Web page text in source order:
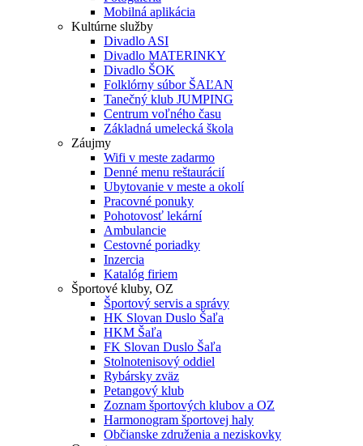
Mobilná aplikácia
Kultúrne služby
Divadlo ASI
Divadlo MATERINKY
Divadlo ŠOK
Folklórny súbor ŠAĽAN
Tanečný klub JUMPING
Centrum voľného času
Základná umelecká škola
Záujmy
Wifi v meste zadarmo
Denné menu reštaurácií
Ubytovanie v meste a okolí
Pracovné ponuky
Pohotovosť lekární
Ambulancie
Cestovné poriadky
Inzercia
Katalóg firiem
Športové kluby, OZ
Športový servis a správy
HK Slovan Duslo Šaľa
HKM Šaľa
FK Slovan Duslo Šaľa
Stolnotenisový oddiel
Rybársky zväz
Petangový klub
Zoznam športových klubov a OZ
Harmonogram športovej haly
Občianske združenia a neziskovky